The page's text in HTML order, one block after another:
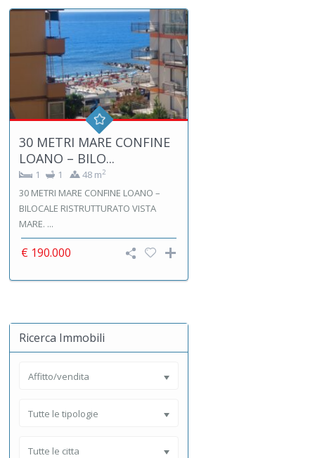
30 METRI MARE CONFINE
LOANO – BILO...
1 1 48 m2
30 METRI MARE CONFINE LOANO –
BILOCALE RISTRUTTURATO VISTA
MARE. ...
€ 190.000
Ricerca Immobili
Affitto/vendita
Tutte le tipologie
Tutte le citta